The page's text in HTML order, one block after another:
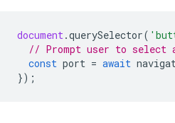
document.querySelector(
// Prompt user to select
const port = await
});